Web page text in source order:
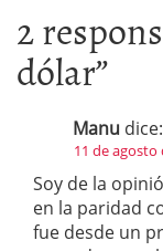
2
dólar”
Manu dice:
11 de agosto
Soy de la
en la paridad
fue desde un